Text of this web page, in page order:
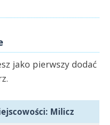
jako pierwszy dodać
Milicz